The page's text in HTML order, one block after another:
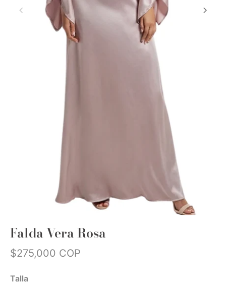
Falda Vera Rosa
$275,000 COP
Talla